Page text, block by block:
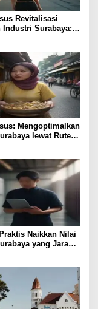
Revitalisasi
Industri Surabaya:
Mengoptimalkan
lewat Rute
Naikkan Nilai
yang Jarang